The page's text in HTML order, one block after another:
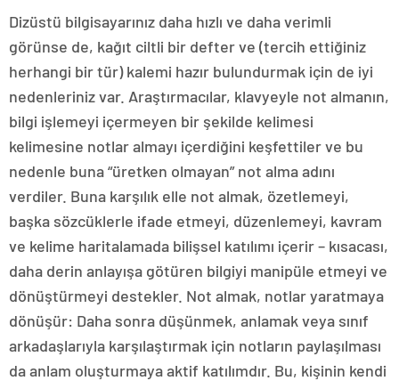
Dizüstü bilgisayarınız daha hızlı ve daha verimli
görünse de, kağıt ciltli bir defter ve (tercih ettiğiniz
herhangi bir tür) kalemi hazır bulundurmak için de iyi
nedenleriniz var. Araştırmacılar, klavyeyle not almanın,
bilgi işlemeyi içermeyen bir şekilde kelimesi
kelimesine notlar almayı içerdiğini keşfettiler ve bu
nedenle buna “üretken olmayan” not alma adını
verdiler. Buna karşılık elle not almak, özetlemeyi,
başka sözcüklerle ifade etmeyi, düzenlemeyi, kavram
ve kelime haritalamada bilişsel katılımı içerir – kısacası,
daha derin anlayışa götüren bilgiyi manipüle etmeyi ve
dönüştürmeyi destekler. Not almak, notlar yaratmaya
dönüşür: Daha sonra düşünmek, anlamak veya sınıf
arkadaşlarıyla karşılaştırmak için notların paylaşılması
da anlam oluşturmaya aktif katılımdır. Bu, kişinin kendi